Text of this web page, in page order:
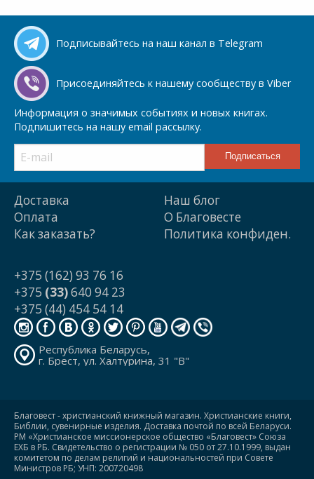
Подписывайтесь на наш канал в Telegram
Присоединяйтесь к нашему сообществу в Viber
Информация о значимых событиях и новых книгах.
Подпишитесь на нашу email рассылку.
Доставка
Оплата
Как заказать?
Наш блог
О Благовесте
Политика конфиден.
+375 (162) 93 76 16
+375 (33)640 94 23
+375 (44) 454 54 14
Республика Беларусь,
г. Брест, ул. Халтурина, 31 "В"
Благовест - христианский книжный магазин. Христианские книги,
Библии, сувенирные изделия. Доставка почтой по всей Беларуси.
РМ «Христианское миссионерское общество «Благовест» Союза
ЕХБ в РБ. Свидетельство о регистрации № 050 от 27.10.1999, выдан
комитетом по делам религий и национальностей при Совете
Министров РБ; УНП: 200720498